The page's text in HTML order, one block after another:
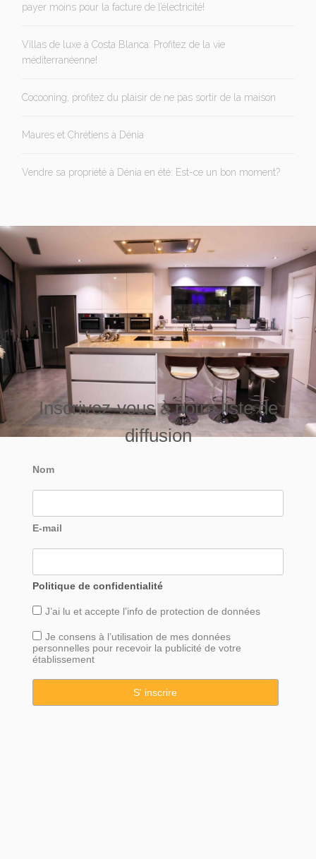
payer moins pour la facture de l’électricité!
Villas de luxe à Costa Blanca: Profitez de la vie
méditerranéenne!
Cocooning, profitez du plaisir de ne pas sortir de la maison
Maures et Chrétiens à Dénia
Vendre sa propriété à Dénia en été: Est-ce un bon moment?
Inscrivez-vous à notre liste de
diffusion
Nom
E-mail
Politique de confidentialité
J’ai lu et accepte l’info de protection de données
Je consens à l’utilisation de mes données
personnelles pour recevoir la publicité de votre
établissement